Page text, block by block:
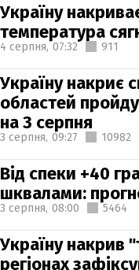
Україну
температура
4 серпня, 07:32 911
Україну накриє
областей
на 3 серпня
3 серпня, 09:27 10982
Від спеки +40
шквалами:
3 серпня, 08:00 5464
Україну накрив
регіонах